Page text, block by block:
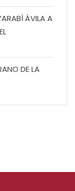
ÁVILA A
DE LA